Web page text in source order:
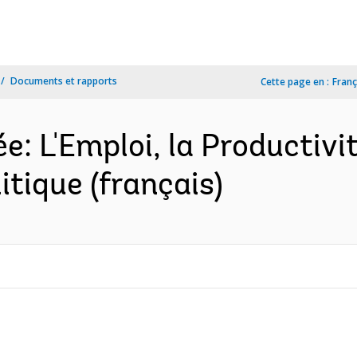
Documents et rapports Cette page en :
L'Emploi, la
(français)